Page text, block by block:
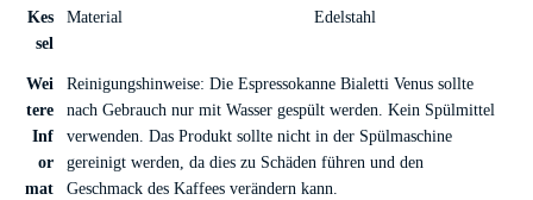
Kes
sel
Material Edelstahl
Wei
tere
Inf
or
mat
Reinigungshinweise: Die Espressokanne Bialetti Venus sollte
nach Gebrauch nur mit Wasser gespült werden. Kein Spülmittel
verwenden. Das Produkt sollte nicht in der Spülmaschine
gereinigt werden, da dies zu Schäden führen und den
Geschmack des Kaffees verändern kann.